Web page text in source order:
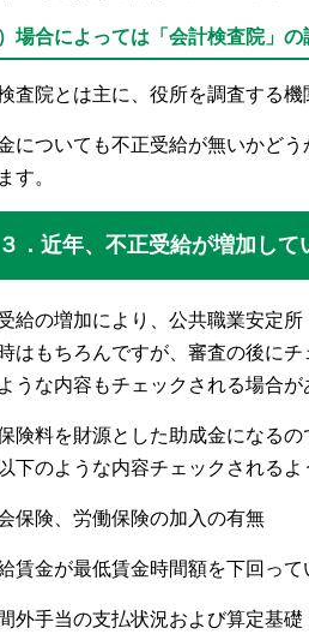
）場合によっては「会計検査院」
査院とは主に、役所を調査する機
についても不正受給が無いかど
す。
３．近年、不正受給が増加して
給の増加により、公共職業安定
はもちろんですが、審査の後に
うな内容もチェックされる場合が
険料を財源とした助成金になる
下のような内容チェックされるよ
保険、労働保険の加入の有無
給賃金が最低賃金時間額を下回っ
外手当の支払状況および算定基礎